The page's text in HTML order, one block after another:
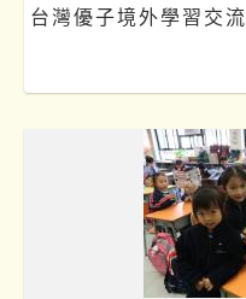
台灣優子境外學習交流